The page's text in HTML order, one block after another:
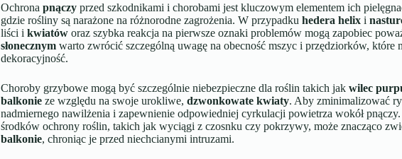
Ochrona pnączyprzed szkodnikami i chorobami jest kluczowym elementem ich
gdzie rośliny są narażone na różnorodne zagrożenia. W przypadku hedera helixi
liści i kwiatóworaz szybka reakcja na pierwsze oznaki problemów mogą zapobiec
słonecznymwarto zwrócić szczególną uwagę na obecność mszyc i przędziorków, które
dekoracyjność.
Choroby grzybowe mogą być szczególnie niebezpieczne dla roślin takich jak wilec
balkonieze względu na swoje urokliwe, dzwonkowate kwiaty. Aby zminimalizować
nadmiernego nawilżenia i zapewnienie odpowiedniej cyrkulacji powietrza wokół
środków ochrony roślin, takich jak wyciągi z czosnku czy pokrzywy, może znacząco
balkonie, chroniąc je przed niechcianymi intruzami.